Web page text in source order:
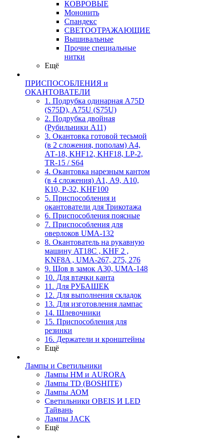
КОВРОВЫЕ
Мононить
Спандекс
СВЕТООТРАЖАЮЩИЕ
Вышивальные
Прочие специальные
нитки
Ещё
ПРИСПОСОБЛЕНИЯ и
ОКАНТОВАТЕЛИ
1. Подрубка одинарная А75D
(S75D), А75U (S75U)
2. Подрубка двойная
(Рубильники А11)
3. Окантовка готовой тесьмой
(в 2 сложения, пополам) А4,
АТ-18, KHF12, KHF18, LP-2,
TR-15 / S64
4. Окантовка нарезным кантом
(в 4 сложения) А1, А9, А10,
К10, Р-32, KHF100
5. Приспособления и
окантователи для Трикотажа
6. Приспособления поясные
7. Приспособления для
оверлоков UMA-132
8. Окантователь на рукавную
машину AT18C , KHF 2 ,
KNF8A , UMA-267, 275, 276
9. Шов в замок А30, UMA-148
10. Для втачки канта
11. Для РУБАШЕК
12. Для выполнения складок
13. Для изготовления лампас
14. Шлевочники
15. Приспособления для
резинки
16. Держатели и кронштейны
Ещё
Лампы и Светильники
Лампы HM и AURORA
Лампы TD (BOSHITE)
Лампы АОМ
Светильники OBEIS И LED
Тайвань
Лампы JACK
Ещё